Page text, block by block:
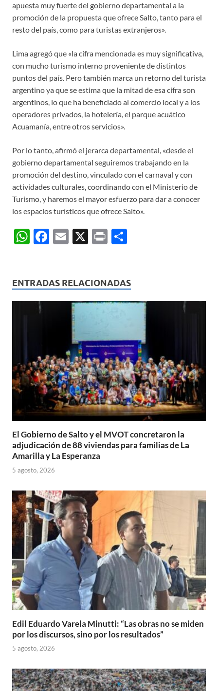
apuesta muy fuerte del gobierno departamental a la
promoción de la propuesta que ofrece Salto, tanto para el
resto del país, como para turistas extranjeros».
Lima agregó que «la cifra mencionada es muy significativa,
con mucho turismo interno proveniente de distintos
puntos del país. Pero también marca un retorno del turista
argentino ya que se estima que la mitad de esa cifra son
argentinos, lo que ha beneficiado al comercio local y a los
operadores privados, la hotelería, el parque acuático
Acuamanía, entre otros servicios».
Por lo tanto, afirmó el jerarca departamental, «desde el
gobierno departamental seguiremos trabajando en la
promoción del destino, vinculado con el carnaval y con
actividades culturales, coordinando con el Ministerio de
Turismo, y haremos el mayor esfuerzo para dar a conocer
los espacios turísticos que ofrece Salto».
W
s
A
F
b
o
E
X
P
p
ar
ENTRADAS RELACIONADAS
El Gobierno de Salto y el MVOT concretaron la
adjudicación de 88 viviendas para familias de La
Amarilla y La Esperanza
5 agosto, 2026
Edil Eduardo Varela Minutti: “Las obras no se miden
por los discursos, sino por los resultados”
5 agosto, 2026